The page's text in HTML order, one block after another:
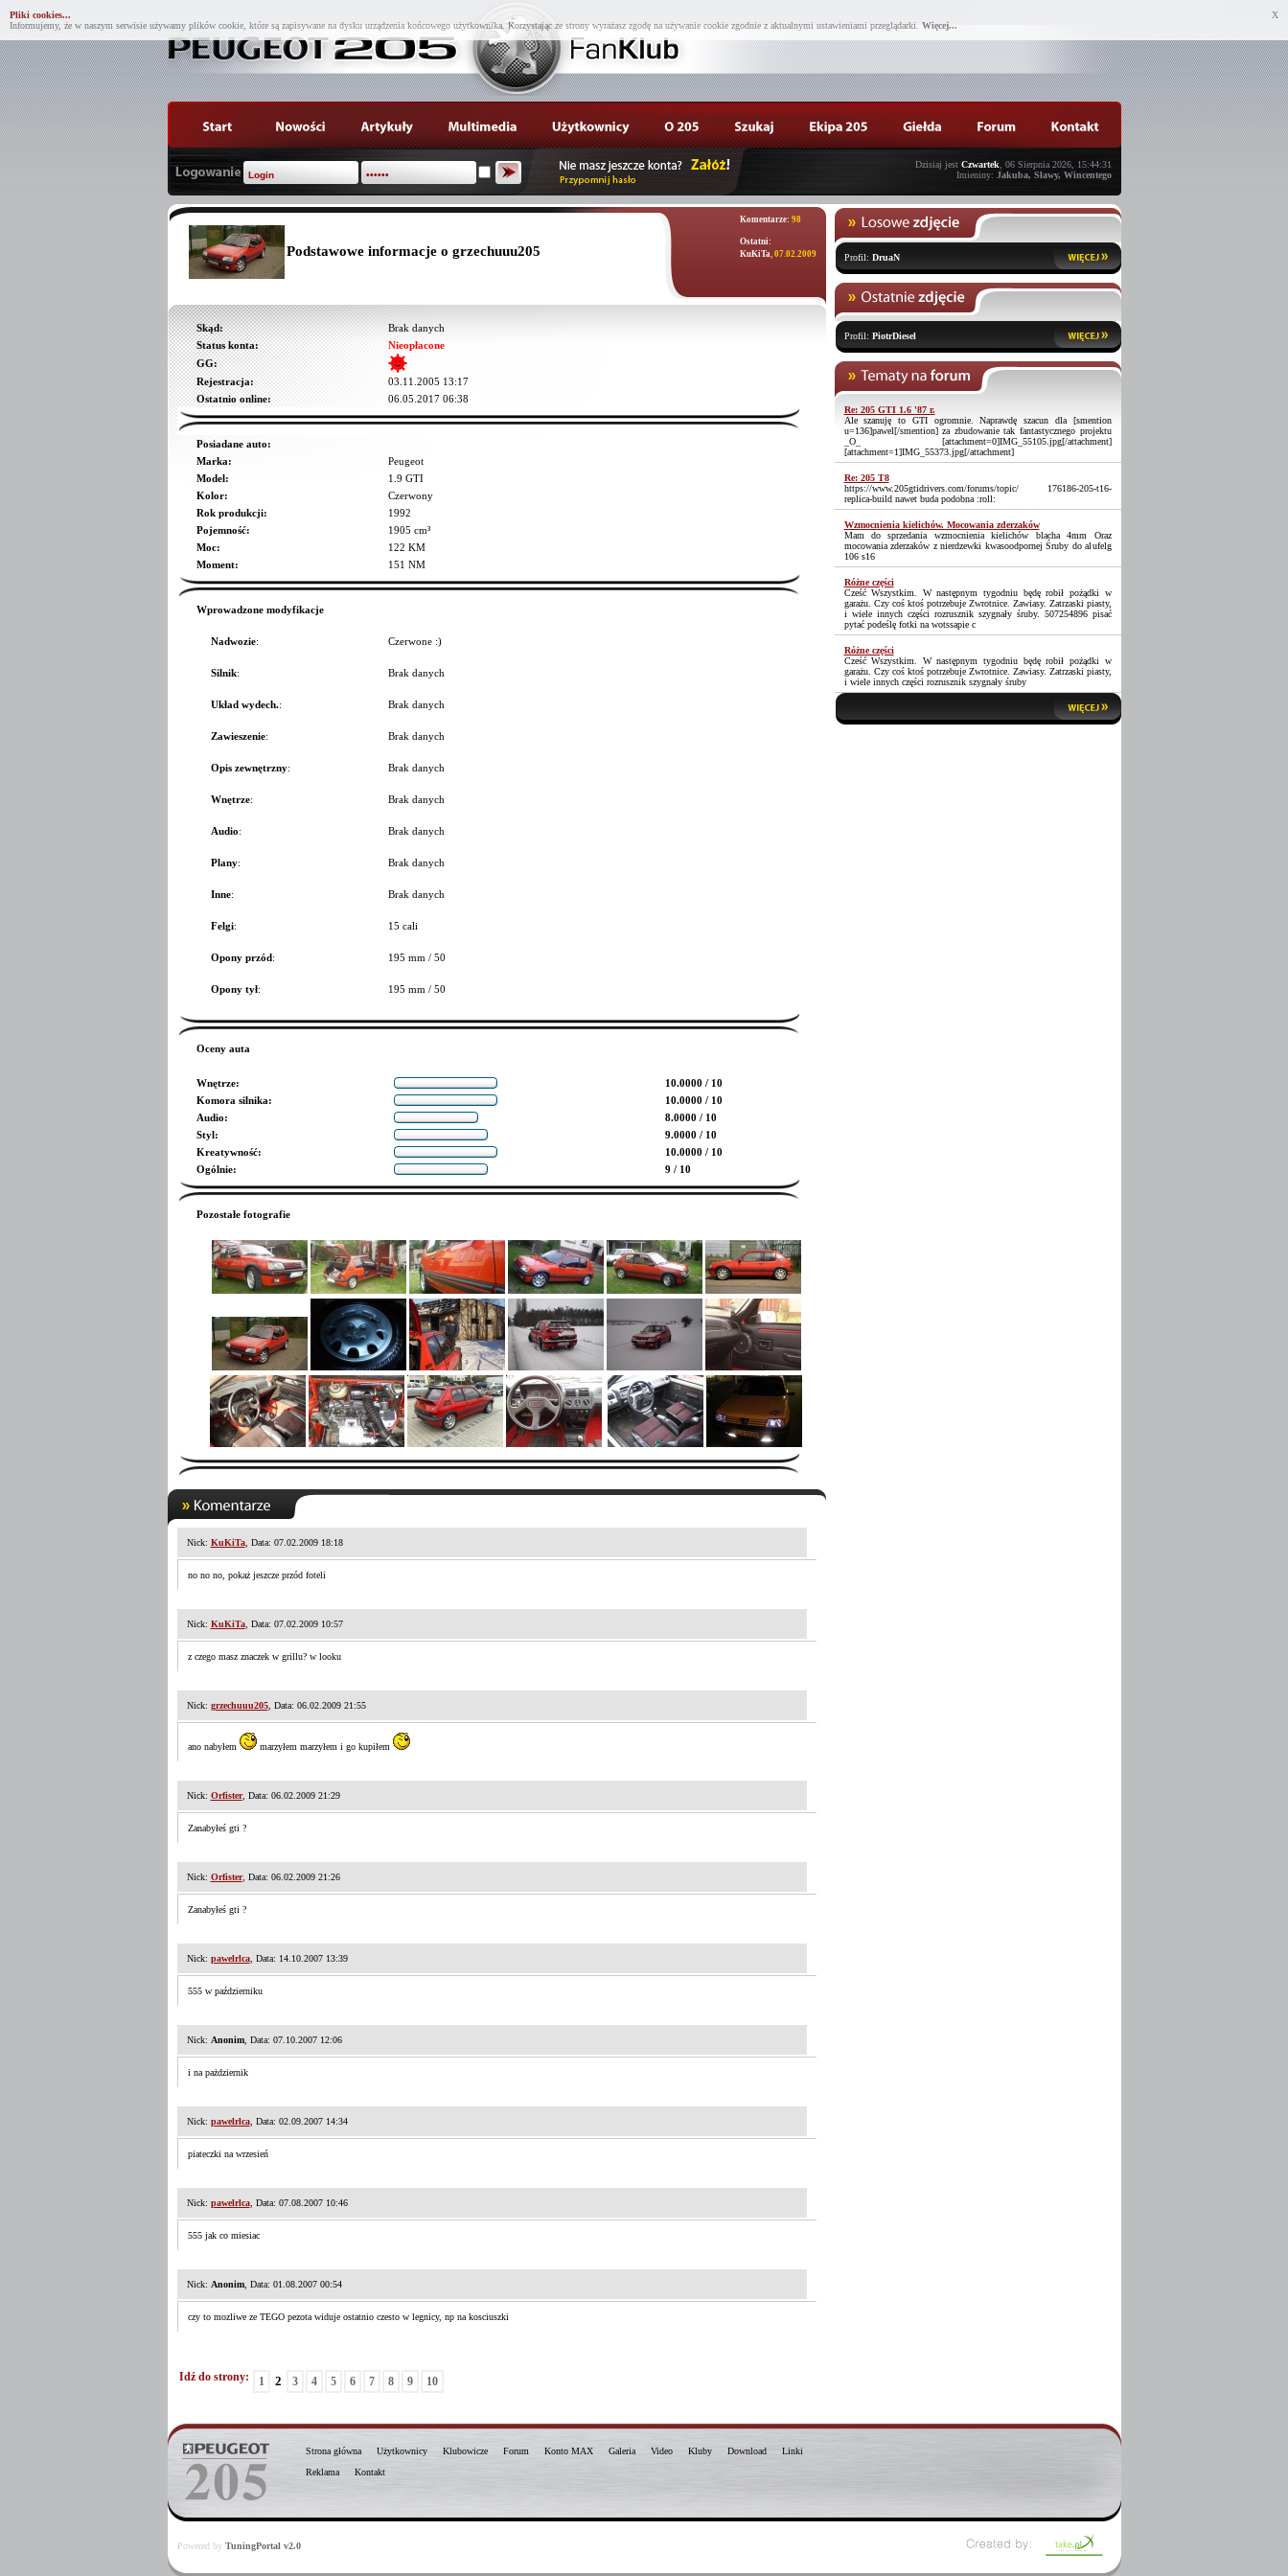
X
Pliki cookies...
Informujemy, że w naszym serwisie używamy plików cookie, które są zapisywane na dysku urządzenia końcowego użytkownika. Korzystając ze strony wyrażasz zgodę na używanie cookie zgodnie z aktualnymi ustawieniami przeglądarki. Więcej...
Dzisiaj jest Czwartek , 06 Sierpnia 2026, 15:44:31
Imieniny: Jakuba, Sławy, Wincentego
Podstawowe informacje o grzechuuu205
Komentarze: 98
Ostatni:
KuKiTa, 07.02.2009
Skąd:
Brak danych
Status konta:
Nieopłacone
GG:
Rejestracja:
03.11.2005 13:17
Ostatnio online:
06.05.2017 06:38
Posiadane auto:
Marka:
Peugeot
Model:
1.9 GTI
Kolor:
Czerwony
Rok produkcji:
1992
Pojemność:
1905 cm³
Moc:
122 KM
Moment:
151 NM
Wprowadzone modyfikacje
Nadwozie: Czerwone :)
Silnik: Brak danych
Układ wydech.: Brak danych
Zawieszenie: Brak danych
Opis zewnętrzny: Brak danych
Wnętrze: Brak danych
Audio: Brak danych
Plany: Brak danych
Inne: Brak danych
Felgi: 15 cali
Opony przód: 195 mm / 50
Opony tył: 195 mm / 50
Oceny auta
Wnętrze:
10.0000 / 10
Komora silnika:
10.0000 / 10
Audio:
8.0000 / 10
Styl:
9.0000 / 10
Kreatywność:
10.0000 / 10
Ogólnie: 9 / 10
Pozostałe fotografie
Nick: KuKiTa, Data: 07.02.2009 18:18
no no no, pokaż jeszcze przód foteli
Nick: KuKiTa, Data: 07.02.2009 10:57
z czego masz znaczek w grillu? w looku
Nick: grzechuuu205, Data: 06.02.2009 21:55
ano nabyłem marzyłem marzyłem i go kupiłem
Nick: Orfister, Data: 06.02.2009 21:29
Zanabyłeś gti ?
Nick: Orfister, Data: 06.02.2009 21:26
Zanabyłeś gti ?
Nick: pawelrlca, Data: 14.10.2007 13:39
555 w październiku
Nick: Anonim, Data: 07.10.2007 12:06
i na pażdziernik
Nick: pawelrlca, Data: 02.09.2007 14:34
piateczki na wrzesień
Nick: pawelrlca, Data: 07.08.2007 10:46
555 jak co miesiac
Nick: Anonim, Data: 01.08.2007 00:54
czy to mozliwe ze TEGO pezota widuje ostatnio czesto w legnicy, np na kosciuszki
Idź do strony: 1 2 3 4 5 6 7 8 9 10
Profil: DruaN
Profil: PiotrDiesel
Re: 205 GTI 1.6 '87 r.
Ale szanuję to GTI ogromnie. Naprawdę szacun dla [smention
u=136]pawel[/smention] za zbudowanie tak fantastycznego projektu
_O_ [attachment=0]IMG_55105.jpg[/attachment]
[attachment=1]IMG_55373.jpg[/attachment]
Re: 205 T8
https://www.205gtidrivers.com/forums/topic/ 176186-205-t16-
replica-build nawet buda podobna :roll:
Wzmocnienia kielichów. Mocowania zderzaków
Mam do sprzedania wzmocnienia kielichów blacha 4mm Oraz
mocowania zderzaków z nierdzewki kwasoodpornej Śruby do alufelg
106 s16
Różne części
Cześć Wszystkim. W następnym tygodniu będę robił pożądki w
garażu. Czy coś ktoś potrzebuje Zwrotnice. Zawiasy. Zatrzaski piasty,
i wiele innych części rozrusznik szygnały śruby. 507254896 pisać
pytać podeślę fotki na wotssapie c
Różne części
Cześć Wszystkim. W następnym tygodniu będę robił pożądki w
garażu. Czy coś ktoś potrzebuje Zwrotnice. Zawiasy. Zatrzaski piasty,
i wiele innych części rozrusznik szygnały śruby
Strona główna Użytkownicy Klubowicze Forum Konto MAX Galeria Video Kluby Download
Linki
Reklama
Kontakt
Powered by TuningPortal v2.0